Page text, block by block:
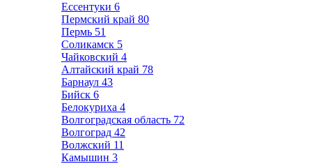
Ессентуки 6
Пермский край 80
Пермь 51
Соликамск 5
Чайковский 4
Алтайский край 78
Барнаул 43
Бийск 6
Белокуриха 4
Волгоградская область 72
Волгоград 42
Волжский 11
Камышин 3